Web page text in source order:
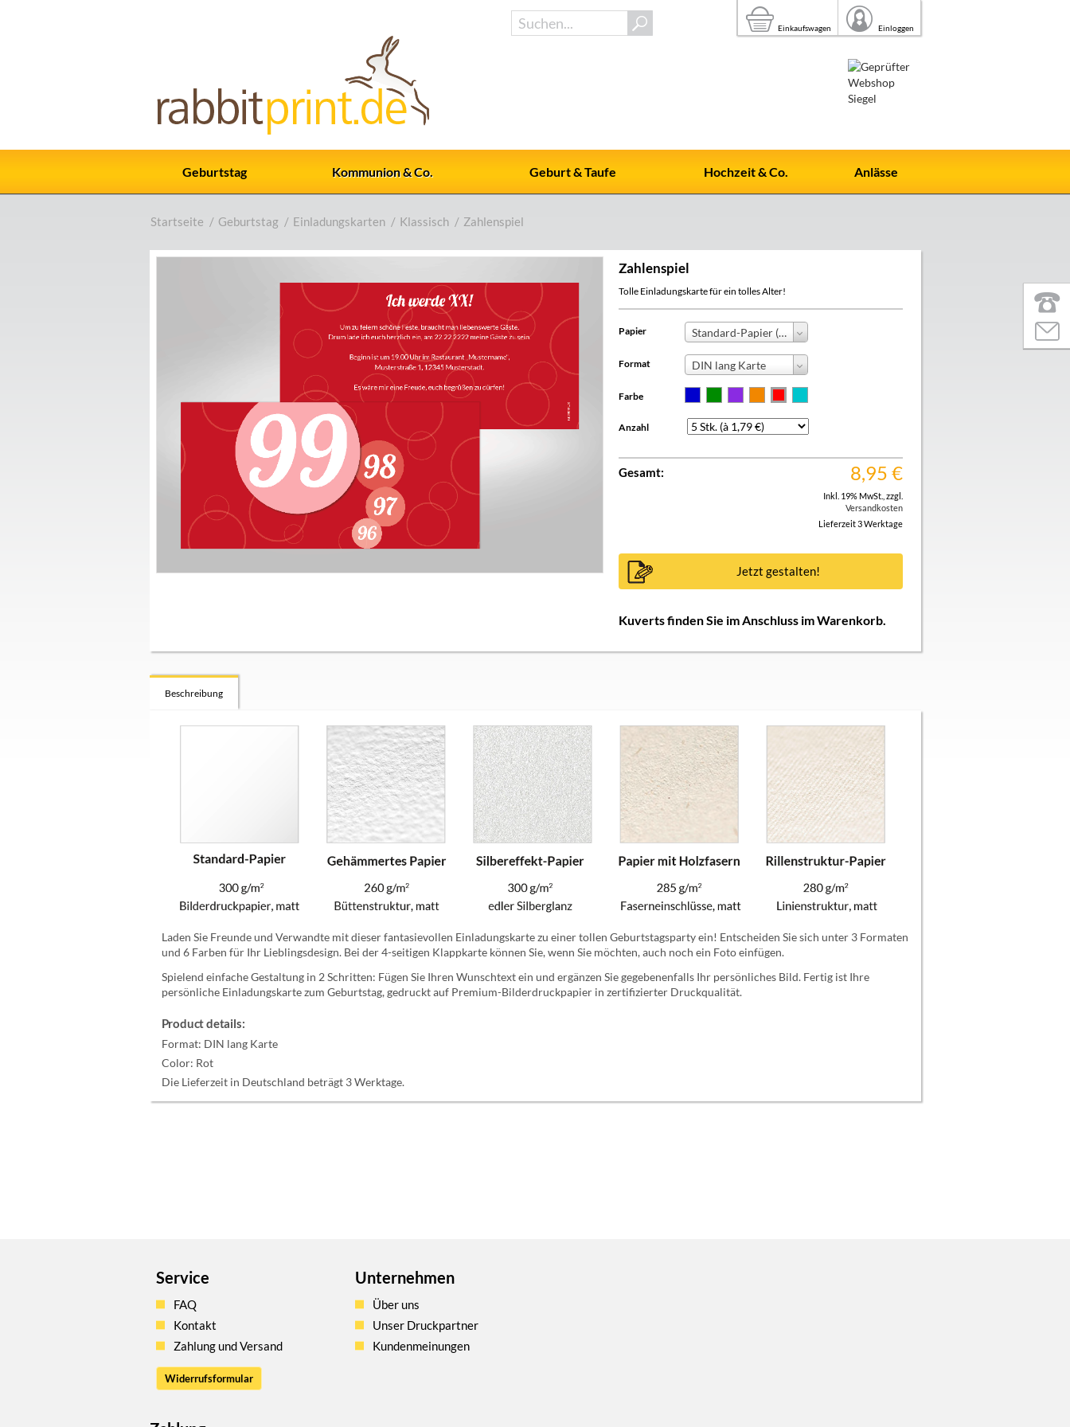
Einkaufswagen Einloggen
Geburtstag Kommunion & Co. Geburt & Taufe Hochzeit & Co. Anlässe
Startseite / Geburtstag / Einladungskarten / Klassisch / Zahlenspiel
Zahlenspiel
Tolle Einladungskarte für ein tolles Alter!
Papier Standard-Papier (+0,00 €)
Format DIN lang Karte
Farbe
Anzahl
Gesamt: 8,95 €
Inkl. 19% MwSt. zzgl.
Versandkosten
Lieferzeit 3 Werktage
Jetzt gestalten!
Kuverts finden Sie im Anschluss im Warenkorb.
Beschreibung
Laden Sie Freunde und Verwandte mit dieser fantasievollen Einladungskarte zu einer tollen Geburtstagsparty ein! Entscheiden Sie sich unter 3 Formaten
und 6 Farben für Ihr Lieblingsdesign. Bei der 4-seitigen Klappkarte können Sie, wenn Sie möchten, auch noch ein Foto einfügen.
Spielend einfache Gestaltung in 2 Schritten: Fügen Sie Ihren Wunschtext ein und ergänzen Sie gegebenenfalls Ihr persönliches Bild. Fertig ist Ihre
persönliche Einladungskarte zum Geburtstag, gedruckt auf Premium-Bilderdruckpapier in zertifizierter Druckqualität.
Product details:
Format: DIN lang Karte
Color: Rot
Die Lieferzeit in Deutschland beträgt 3 Werktage.
Service
FAQ
Kontakt
Zahlung und Versand
Widerrufsformular
Unternehmen
Über uns
Unser Druckpartner
Kundenmeinungen